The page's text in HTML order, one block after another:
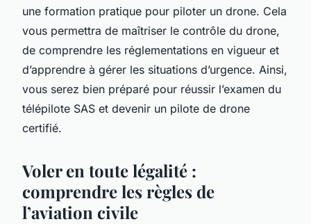
une formation pratique pour piloter un drone. Cela
vous permettra de maîtriser le contrôle du drone,
de comprendre les réglementations en vigueur et
d’apprendre à gérer les situations d’urgence. Ainsi,
vous serez bien préparé pour réussir l’examen du
télépilote SAS et devenir un pilote de drone
certifié.
Voler en toute légalité :
comprendre les règles de
l’aviation civile